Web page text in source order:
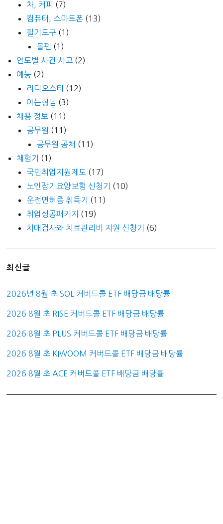
차, 커피 (7)
컴퓨터, 스마트폰 (13)
필기도구 (1)
볼펜 (1)
연도별 사건 사고 (2)
예능 (2)
라디오스타(12)
아는형님 (3)
채용 정보 (11)
공무원 (11)
공무원 공채 (11)
체험기
(1)
국민취업지원제도 (17)
노인장기요양보험 신청기
(10)
운전면허증 취득기
(11)
취업성공패키지
(19)
치매검사와 치료관리비 지원 신청기
(6)
최신글
2026년 8월 초 SOL 커버드콜 ETF 배당금 배당률
2026 8월 초 RISE 커버드콜 ETF 배당금 배당률
2026 8월 초 PLUS 커버드콜 ETF 배당금 배당률
2026 8월 초 KIWOOM 커버드콜 ETF 배당금 배당률
2026 8월 초 ACE 커버드콜 ETF 배당금 배당률